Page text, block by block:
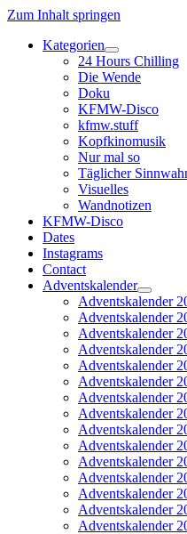
Zum Inhalt springen
Kategorien
Dropdown-
Menü
öffnen
24 Hours Chilling
Die Wende
Doku
KFMW-Disco
kfmw.stuff
Kopfkinomusik
Nur mal so
Täglicher
Visuelles
Wandnotizen
KFMW-Disco
Dates
Instagrams
Contact
Adventskalender
Menü
öffnen
Adventskalender
Adventskalender
Adventskalender
Adventskalender
Adventskalender
Adventskalender
Adventskalender
Adventskalender
Adventskalender
Adventskalender
Adventskalender
Adventskalender
Adventskalender
Adventskalender
Adventskalender